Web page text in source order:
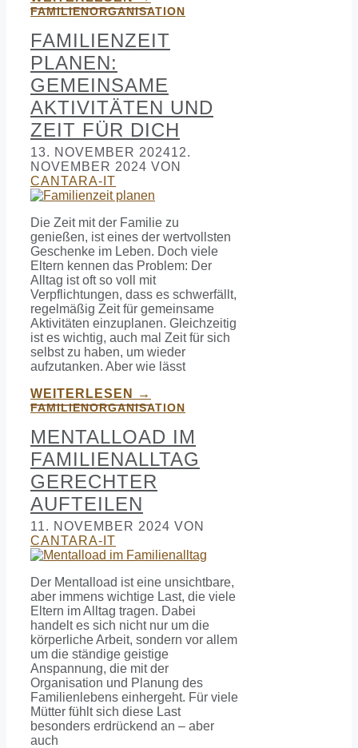
FAMILIENORGANISATION
FAMILIENZEIT
PLANEN:
GEMEINSAME
AKTIVITÄTEN UND
ZEIT FÜR DICH
13. NOVEMBER 202412.
NOVEMBER 2024 VON
CANTARA-IT
Die Zeit mit der Familie zu
genießen, ist eines der wertvollsten
Geschenke im Leben. Doch viele
Eltern kennen das Problem: Der
Alltag ist oft so voll mit
Verpflichtungen, dass es schwerfällt,
regelmäßig Zeit für gemeinsame
Aktivitäten einzuplanen. Gleichzeitig
ist es wichtig, auch mal Zeit für sich
selbst zu haben, um wieder
aufzutanken. Aber wie lässt
WEITERLESEN →
FAMILIENORGANISATION
MENTALLOAD IM
FAMILIENALLTAG
GERECHTER
AUFTEILEN
11. NOVEMBER 2024 VON
CANTARA-IT
Der Mentalload ist eine unsichtbare,
aber immens wichtige Last, die viele
Eltern im Alltag tragen. Dabei
handelt es sich nicht nur um die
körperliche Arbeit, sondern vor allem
um die ständige geistige
Anspannung, die mit der
Organisation und Planung des
Familienlebens einhergeht. Für viele
Mütter fühlt sich diese Last
besonders erdrückend an – aber
auch